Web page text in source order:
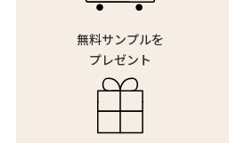
無料サンプルを
プレゼント